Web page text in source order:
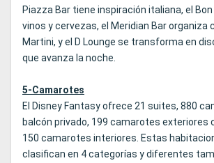
Piazza Bar tiene inspiración italiana, el
vinos y cervezas, el Meridian Bar organiza
Martini, y el D Lounge se transforma en
que avanza la noche.
5-Camarotes
El Disney Fantasy ofrece 21 suites, 880
balcón privado, 199 camarotes exteriores
150 camarotes interiores. Estas
clasifican en 4 categorías y diferentes